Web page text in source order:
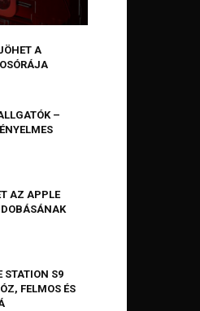
A
–
AZ APPLE
STATION S9
FELMOS ÉS